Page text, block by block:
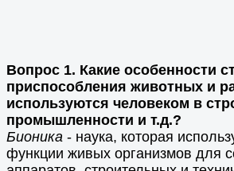
Вопрос 1. Какие особенности
приспособления животных и
используются человеком в
промышленности и т.д.?
Бионика - наука, которая
функции живых организмов для